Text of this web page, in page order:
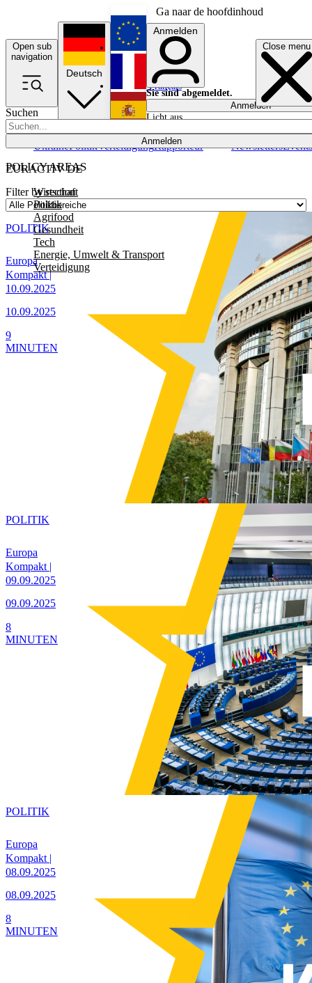
Ga naar de hoofdinhoud
Open sub
navigation
Close menu
Suchen
Anmelden
POLICY AREAS
Wirtschaft
Politik
Agrifood
Gesundheit
Tech
Energie, Umwelt & Transport
Verteidigung
UkrainePolitikVerteidigungRapporteur NewslettersEvents
Deutsch
English
Français
Anmelden
Sie sind abgemeldet.
Anmelden
Licht aus
EURACTIV DE
Filter by section
Europa
Kompakt |
10.09.2025
10.09.2025
POLITIK
9
MINUTEN
Europa
Kompakt |
09.09.2025
09.09.2025
POLITIK
8
MINUTEN
Europa
Kompakt |
08.09.2025
08.09.2025
POLITIK
8
MINUTEN